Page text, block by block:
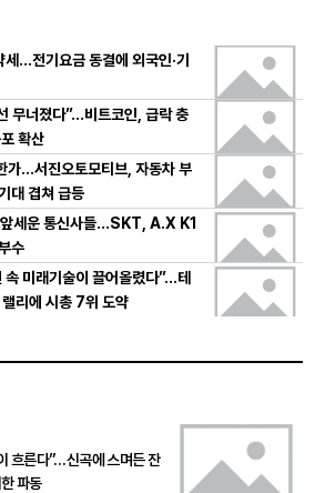
…전기요금 동결에 외국인·기
너졌다”…비트코인, 급락 충
확산
가…서진오토모티브, 자동차 부
대 겹쳐 급등
세운 통신사들…SKT, A.X K1
수
속 미래기술이 끌어올렸다”…테
리에 시총 7위 도약
흐른다”…신곡에 스며든 잔
파동